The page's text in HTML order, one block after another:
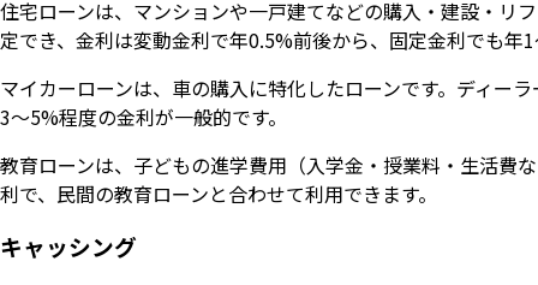
住宅ローンは、マンションや一戸建てなどの購入・建設・リ
定でき、金利は変動金利で年0.5%前後から、固定金利でも年
マイカーローンは、車の購入に特化したローンです。ディー
3〜5%程度の金利が一般的です。
教育ローンは、子どもの進学費用（入学金・授業料・生活費
利で、民間の教育ローンと合わせて利用できます。
キャッシング